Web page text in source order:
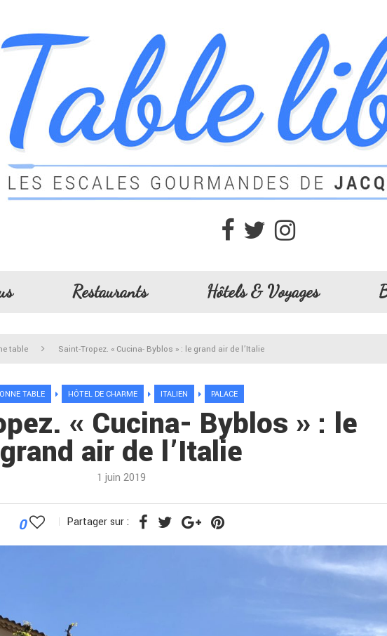
Restaurants Hôtels & Voyages
table Saint-Tropez. « Cucina- Byblos » : le grand air de l’Italie
TABLE HÔTEL DE CHARME ITALIEN PALACE
« Cucina- Byblos » : le
grand air de l’Italie
1 juin 2019
0 Partager sur :